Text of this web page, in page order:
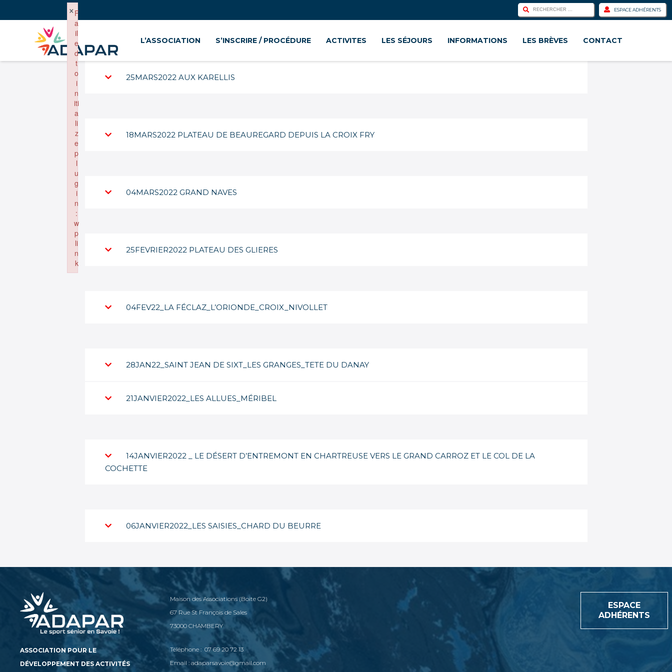
ESPACE ADHÉRENTS
L’ASSOCIATION S’INSCRIRE / PROCÉDURE ACTIVITES LES SÉJOURS INFORMATIONS LES BRÈVES CONTACT
25MARS2022 AUX KARELLIS
18MARS2022 PLATEAU DE BEAUREGARD DEPUIS LA CROIX FRY
04MARS2022 GRAND NAVES
25FEVRIER2022 PLATEAU DES GLIERES
04FEV22_LA FÉCLAZ_L’ORIONDE_CROIX_NIVOLLET
28JAN22_SAINT JEAN DE SIXT_LES GRANGES_TETE DU DANAY
21JANVIER2022_LES ALLUES_MÉRIBEL
14JANVIER2022 _ LE DÉSERT D’ENTREMONT EN CHARTREUSE VERS LE GRAND CARROZ ET LE COL DE LA
COCHETTE
06JANVIER2022_LES SAISIES_CHARD DU BEURRE
ASSOCIATION POUR LE
DÉVELOPPEMENT DES ACTIVITÉS
Maison des Associations (Boite G2)
67 Rue St François de Sales
73000 CHAMBERY
Téléphone : 07 69 20 72 13
Email : adaparsavoie@gmail.com
ESPACE
ADHÉRENTS
F
a
il
e
d
t
o
i
n
iti
a
li
z
e
p
l
u
g
i
n
:
w
p
li
n
k
×
Failed to initialize plugin: wplink